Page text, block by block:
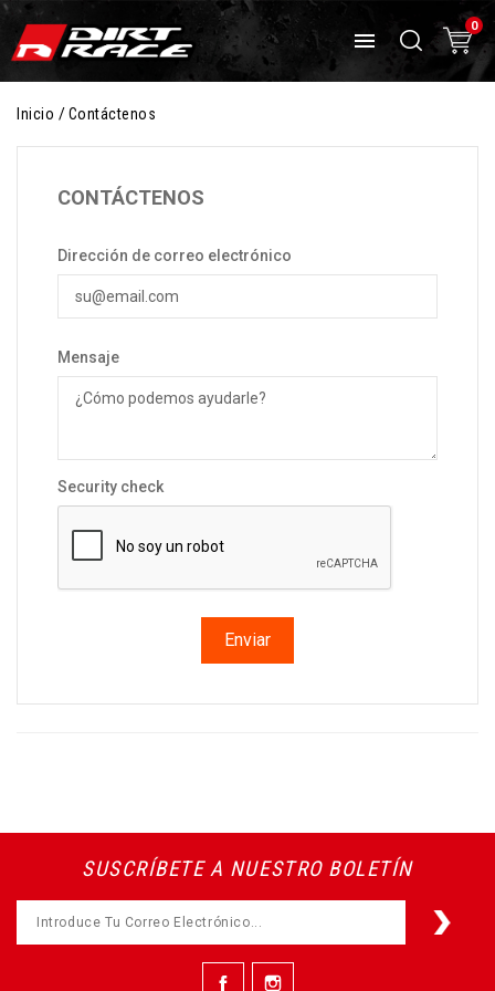

0
Inicio Contáctenos
CONTÁCTENOS
Dirección de correo electrónico
Mensaje
Security check
SUSCRÍBETE A NUESTRO BOLETÍN
FacebookInstagram